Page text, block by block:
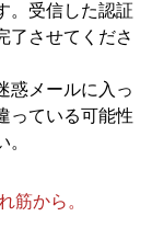
。受信した認証
了させてくださ
惑メールに入っ
っている可能性
筋から。